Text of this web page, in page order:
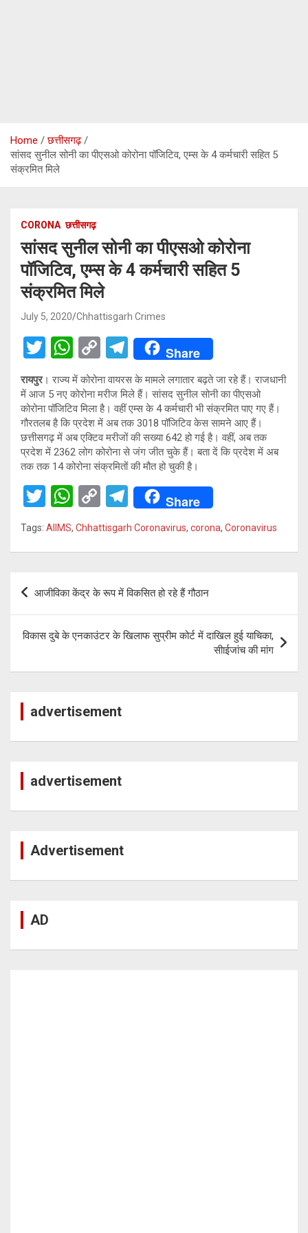
Home
छत्तीसगढ़
सांसद सुनील सोनी का पीएसओ कोरोना पॉजिटिव, एम्स के 4 कर्मचारी सहित 5
संक्रमित मिले
CORONA छत्तीसगढ़
सांसद सुनील सोनी का पीएसओ कोरोना
पॉजिटिव, एम्स के 4 कर्मचारी सहित 5
संक्रमित मिले
July 5, 2020 Chhattisgarh Crimes
T
wi
tt
er
W
h
at
s
A
p
p
C
o
py
Li
n
k
T
el
e
gr
a
m
Share
रायपुर। राज्य में कोरोना वायरस के मामले लगातार बढ़ते जा रहे हैं। राजधानी
में आज 5 नए कोरोना मरीज मिले हैं। सांसद सुनील सोनी का पीएसओ
कोरोना पॉजिटिव मिला है। वहीं एम्स के 4 कर्मचारी भी संक्रमित पाए गए हैं।
गौरतलब है कि प्रदेश में अब तक 3018 पॉजिटिव केस सामने आए हैं।
छत्तीसगढ़ में अब एक्टिव मरीजों की सख्या 642 हो गई है। वहीं, अब तक
प्रदेश में 2362 लोग कोरोना से जंग जीत चुके हैं। बता दें कि प्रदेश में अब
तक तक 14 कोरोना संक्रमितों की मौत हो चुकी है।
T
wi
tt
W
h
at
A
p
p
C
o
py
n
T
el
e
a
Share
Tags: AIIMS, Chhattisgarh Coronavirus, corona, Coronavirus
Post
navigation
आजीविका केंद्र के रूप में विकसित हो रहे हैं गौठान
विकास दुबे के एनकाउंटर के खिलाफ सुप्रीम कोर्ट में दाखिल हुई याचिका,
सीाईजांच की मांग
advertisement
advertisement
Advertisement
AD